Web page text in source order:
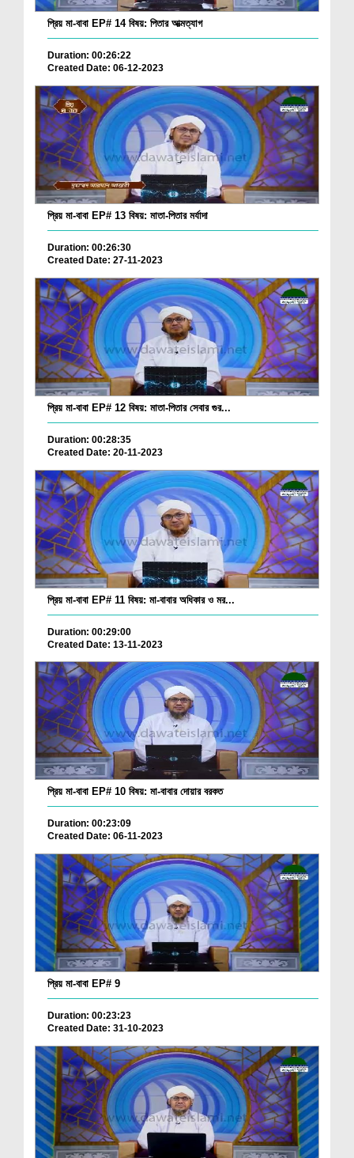
প্রিয় মা-বাবা EP# 14 বিষয়: পিতার আত্মত্যাগ
Duration: 00:26:22
Created Date: 06-12-2023
প্রিয় মা-বাবা EP# 13 বিষয়: মাতা-পিতার মর্যাদা
Duration: 00:26:30
Created Date: 27-11-2023
প্রিয় মা-বাবা EP# 12 বিষয়: মাতা-পিতার সেবার গুর...
Duration: 00:28:35
Created Date: 20-11-2023
প্রিয় মা-বাবা EP# 11 বিষয়: মা-বাবার অধিকার ও মর...
Duration: 00:29:00
Created Date: 13-11-2023
প্রিয় মা-বাবা EP# 10 বিষয়: মা-বাবার দোয়ার বরকত
Duration: 00:23:09
Created Date: 06-11-2023
প্রিয় মা-বাবা EP# 9
Duration: 00:23:23
Created Date: 31-10-2023